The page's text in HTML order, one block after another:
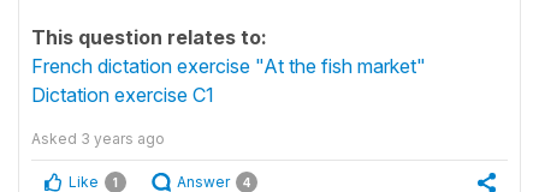
This question relates to:
French dictation exercise "At the fish market"
Dictation exercise C1
Asked 3 years ago
Like 1 Answer 4